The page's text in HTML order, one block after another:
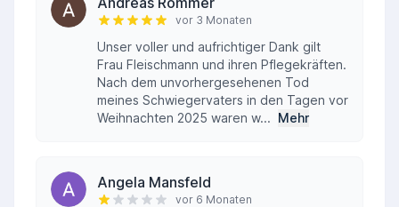
vor 3 Monaten
Unser voller und aufrichtiger Dank gilt
Frau Fleischmann und ihren Pflegekräften.
Nach dem unvorhergesehenen Tod
meines Schwiegervaters in den Tagen vor
Weihnachten 2025 waren w... Mehr
Angela Mansfeld
vor 6 Monaten